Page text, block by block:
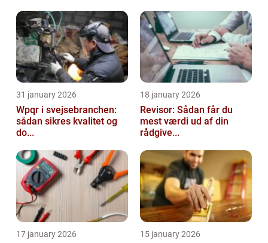
31 january 2026
Wpqr i svejsebranchen:
sådan sikres kvalitet og
do...
18 january 2026
Revisor: Sådan får du
mest værdi ud af din
rådgive...
17 january 2026 15 january 2026